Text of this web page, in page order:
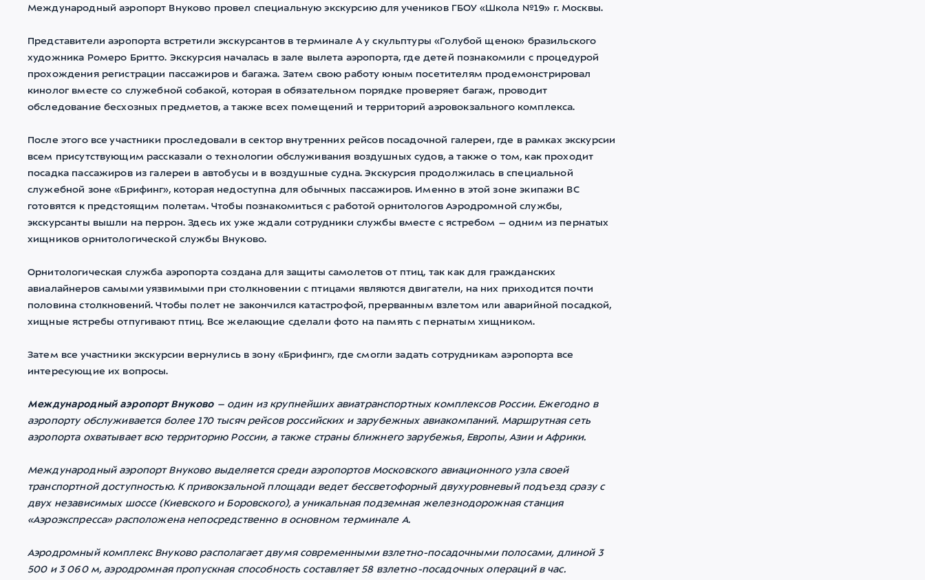
Международный аэропорт Внуково провел специальную экскурсию для учеников ГБОУ «Школа №19» г. Москвы.
Представители аэропорта встретили экскурсантов в терминале А у скульптуры «Голубой щенок» бразильского
художника Ромеро Бритто. Экскурсия началась в зале вылета аэропорта, где детей познакомили с процедурой
прохождения регистрации пассажиров и багажа. Затем свою работу юным посетителям продемонстрировал
кинолог вместе со служебной собакой, которая в обязательном порядке проверяет багаж, проводит
обследование бесхозных предметов, а также всех помещений и территорий аэровокзального комплекса.
После этого все участники проследовали в сектор внутренних рейсов посадочной галереи, где в рамках экскурсии
всем присутствующим рассказали о технологии обслуживания воздушных судов, а также о том, как проходит
посадка пассажиров из галереи в автобусы и в воздушные судна. Экскурсия продолжилась в специальной
служебной зоне «Брифинг», которая недоступна для обычных пассажиров. Именно в этой зоне экипажи ВС
готовятся к предстоящим полетам. Чтобы познакомиться с работой орнитологов Аэродромной службы,
экскурсанты вышли на перрон. Здесь их уже ждали сотрудники службы вместе с ястребом – одним из пернатых
хищников орнитологической службы Внуково.
Орнитологическая служба аэропорта создана для защиты самолетов от птиц, так как для гражданских
авиалайнеров самыми уязвимыми при столкновении с птицами являются двигатели, на них приходится почти
половина столкновений. Чтобы полет не закончился катастрофой, прерванным взлетом или аварийной посадкой,
хищные ястребы отпугивают птиц. Все желающие сделали фото на память с пернатым хищником.
Затем все участники экскурсии вернулись в зону «Брифинг», где смогли задать сотрудникам аэропорта все
интересующие их вопросы.
Международный аэропорт Внуково – один из крупнейших авиатранспортных комплексов России. Ежегодно в
аэропорту обслуживается более 170 тысяч рейсов российских и зарубежных авиакомпаний. Маршрутная сеть
аэропорта охватывает всю территорию России, а также страны ближнего зарубежья, Европы, Азии и Африки.
Международный аэропорт Внуково выделяется среди аэропортов Московского авиационного узла своей
транспортной доступностью. К привокзальной площади ведет бессветофорный двухуровневый подъезд сразу с
двух независимых шоссе (Киевского и Боровского), а уникальная подземная железнодорожная станция
«Аэроэкспресса» расположена непосредственно в основном терминале А.
Аэродромный комплекс Внуково располагает двумя современными взлетно-посадочными полосами, длиной 3
500 и 3 060 м, аэродромная пропускная способность составляет 58 взлетно-посадочных операций в час.